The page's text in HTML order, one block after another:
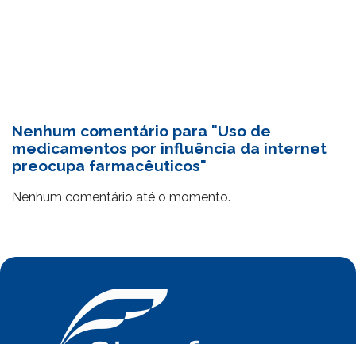
Nenhum comentário para "Uso de
medicamentos por influência da internet
preocupa farmacêuticos"
Nenhum comentário até o momento.